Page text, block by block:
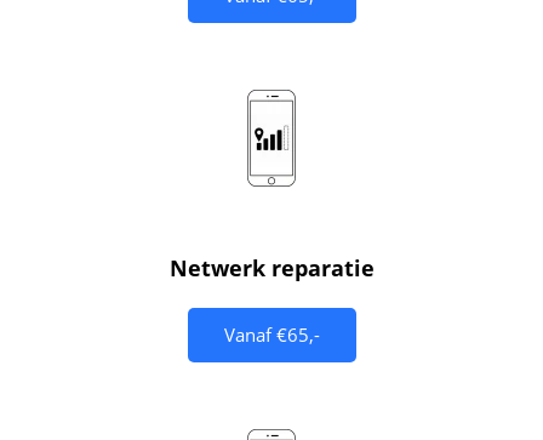
Netwerk reparatie
Vanaf €65,-